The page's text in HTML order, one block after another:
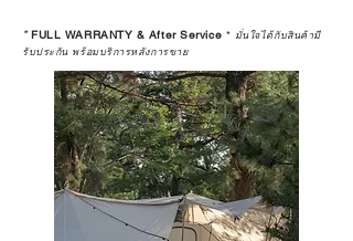
*FULL WARRANTY & After Service * มั่นใจได้กับสินค้ามี
รับประกัน พร้อมบริการหลังการขาย